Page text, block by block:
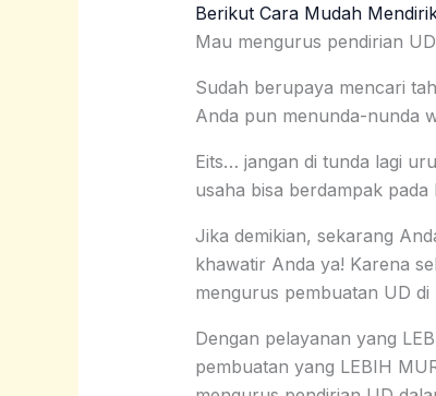
Berikut Cara Mudah
Mau mengurus pendirian
Sudah berupaya mencari
Anda pun menunda-nunda
Eits… jangan di tunda lagi
usaha bisa berdampak
Jika demikian, sekarang
khawatir Anda ya! Karena
mengurus pembuatan UD di
Dengan pelayanan yang
pembuatan yang LEBIH